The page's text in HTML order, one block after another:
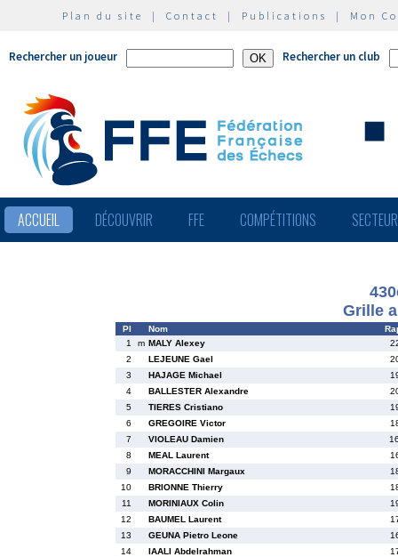
Plan du site | Contact | Publications | Mon
Rechercher un joueur Rechercher un club
ACCUEIL DÉCOUVRIR FFE COMPÉTITIONS
Grille
Pl Nom
1
m MALY Alexey
2
LEJEUNE Gael
3
HAJAGE Michael
4
BALLESTER Alexandre
5
TIERES Cristiano
6
GREGOIRE Victor
7
VIOLEAU Damien
8
MEAL Laurent
9
MORACCHINI Margaux
10
BRIONNE Thierry
11
MORINIAUX Colin
12
BAUMEL Laurent
13
GEUNA Pietro Leone
14
IAALI Abdelrahman